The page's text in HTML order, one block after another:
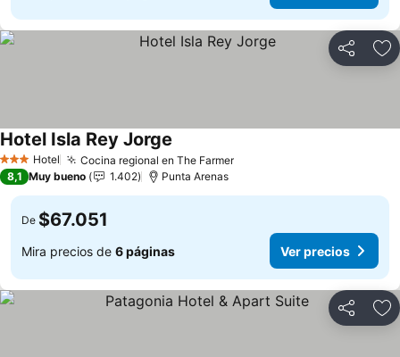
Compartir
3 Estrellas
Hotel Cocina regional en The FarmerVer precios
Hotel Isla Rey Jorge
8,1 Muy bueno 1.402 Punta Arenas
De $67.051
Mira precios de 6 páginas Ver precios
Compartir